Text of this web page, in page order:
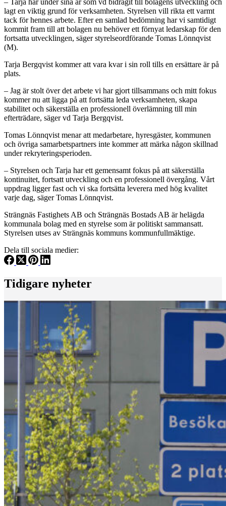
lagt en viktig grund för verksamheten. Styrelsen vill rikta ett varmt
tack för hennes arbete. Efter en samlad bedömning har vi samtidigt
kommit fram till att bolagen nu behöver ett förnyat ledarskap för den
fortsatta utvecklingen, säger styrelseordförande Tomas Lönnqvist
(M).
Tarja Bergqvist kommer att vara kvar i sin roll tills en ersättare är på
plats.
– Jag är stolt över det arbete vi har gjort tillsammans och mitt fokus
kommer nu att ligga på att fortsätta leda verksamheten, skapa
stabilitet och säkerställa en professionell överlämning till min
efterträdare, säger vd Tarja Bergqvist.
Tomas Lönnqvist menar att medarbetare, hyresgäster, kommunen
och övriga samarbetspartners inte kommer att märka någon skillnad
under rekryteringsperioden.
– Styrelsen och Tarja har ett gemensamt fokus på att säkerställa
kontinuitet, fortsatt utveckling och en professionell övergång. Vårt
uppdrag ligger fast och vi ska fortsätta leverera med hög kvalitet
varje dag, säger Tomas Lönnqvist.
Strängnäs Fastighets AB och Strängnäs Bostads AB är helägda
kommunala bolag med en styrelse som är politiskt sammansatt.
Styrelsen utses av Strängnäs kommuns kommunfullmäktige.
Dela till sociala medier:
Tidigare nyheter